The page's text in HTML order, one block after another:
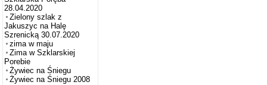
28.04.2020
Zielony szlak z
Jakuszyc na Halę
Szrenicką 30.07.2020
zima w maju
Zima w Szklarskiej
Porebie
Żywiec na Śniegu
Żywiec na Śniegu 2008